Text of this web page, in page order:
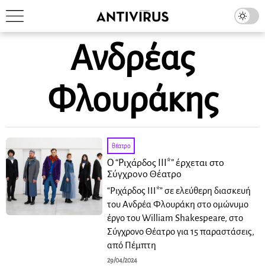
Ανδρέας
Φλουράκης
θέατρο
Ο “Ριχάρδος ΙΙΙ*” έρχεται στο
Σύγχρονο Θέατρο
“Ριχάρδος ΙΙΙ*” σε ελεύθερη διασκευή
του Ανδρέα Φλουράκη στο ομώνυμο
έργο του William Shakespeare, στο
Σύγχρονο Θέατρο για 15 παραστάσεις,
από Πέμπτη
29/04/2024